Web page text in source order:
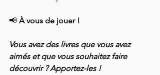
📢 À vous de jouer !
Vous avez des livres que vous avez
aimés et que vous souhaitez faire
découvrir ? Apportez-les !